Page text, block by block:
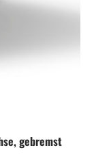
gebremst